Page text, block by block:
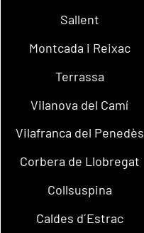
Sallent
Montcada i Reixac
Terrassa
Vilanova del Camí
Vilafranca del Penedès
Corbera de Llobregat
Collsuspina
Caldes d´Estrac